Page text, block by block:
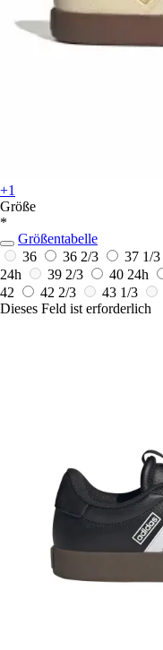
+1
Größe
*
Größentabelle
36
36 2/3 37 1/3
24h
39 2/3 40 24h
42
42 2/3 43 1/3
Dieses Feld ist erforderlich